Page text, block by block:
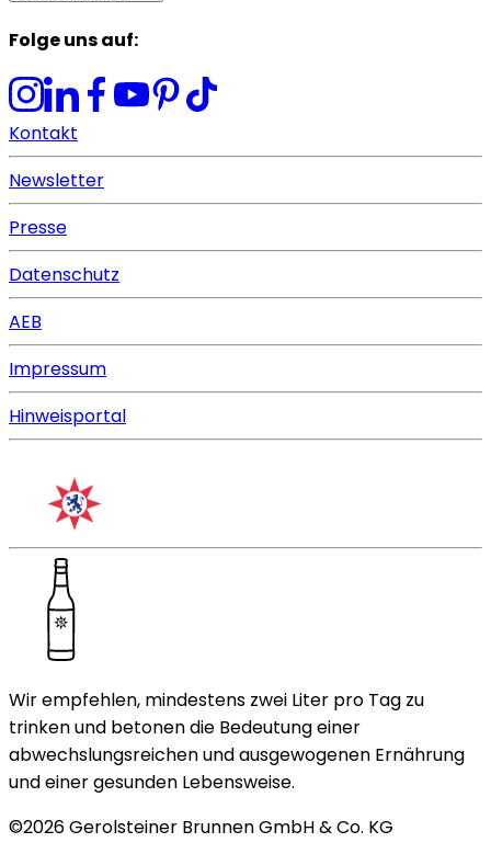
Folge uns auf:
Kontakt
Newsletter
Presse
Datenschutz
AEB
Impressum
Hinweisportal
Wir empfehlen, mindestens zwei Liter pro Tag zu
trinken und betonen die Bedeutung einer
abwechslungsreichen und ausgewogenen Ernährung
und einer gesunden Lebensweise.
©2026Gerolsteiner Brunnen GmbH & Co. KG